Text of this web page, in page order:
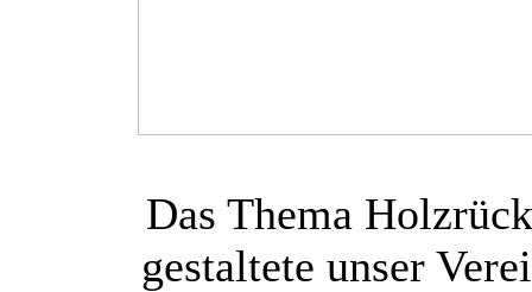
Das Thema
gestaltete unser